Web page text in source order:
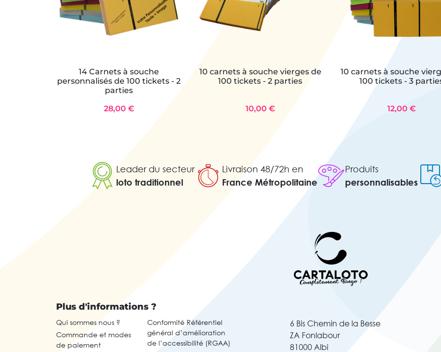
14 Carnets à souche
personnalisés de 100 tickets - 2
parties
28,00 €
10 carnets à souche vierges de
100 tickets - 2 parties
10,00 €
10 carnets à souche
100 tickets - 3
12,00 €
Leader du secteur
loto traditionnel
Livraison 48/72h en
France Métropolitaine
Produits
personnalisables
Plus d'informations ?
Qui sommes nous ?
Commande et modes
de paiement
Conformité Référentiel
général d’amélioration
de l’accessibilité (RGAA)
6 Bis Chemin de la Besse
ZA Fonlabour
81000 Albi